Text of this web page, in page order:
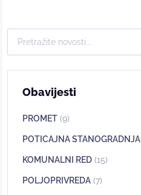
Obavijesti
PROMET (9)
POTICAJNA STANOGRADNJA
KOMUNALNI RED (15)
POLJOPRIVREDA (7)